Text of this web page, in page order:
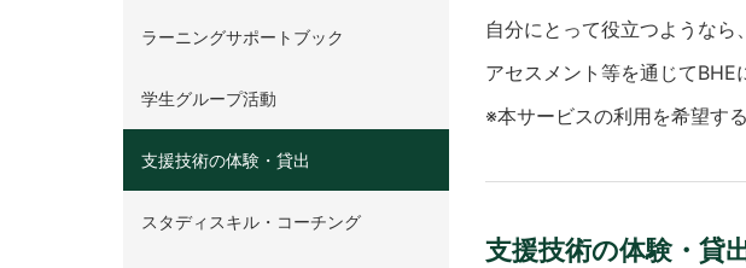
自分にとって役立つようなら
アセスメント等を通じてBHE
※本サービスの利用を希望する
支援技術の体験・貸
ラーニングサポートブック
学生グループ活動
支援技術の体験・貸出
スタディスキル・コーチング